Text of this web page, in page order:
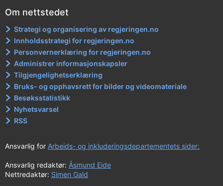
Om nettstedet
Strategi og organisering av regjeringen.no
Innholdsstrategi for regjeringen.no
Personvernerklæring for regjeringen.no
Administrer informasjonskapsler
Tilgjengelighetserklæring
Bruks- og opphavsrett for bilder og videomateriale
Besøksstatistikk
Nyhetsvarsel
RSS
Ansvarlig for Arbeids- og inkluderingsdepartementets sider:
Ansvarlig redaktør: Åsmund Eide
Nettredaktør: Simen Gald